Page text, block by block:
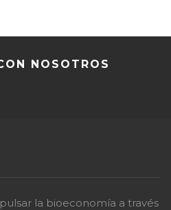
NOSOTROS
la bioeconomía a través